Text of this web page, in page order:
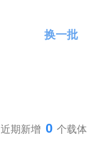
换一批
近期新增 0 个载体